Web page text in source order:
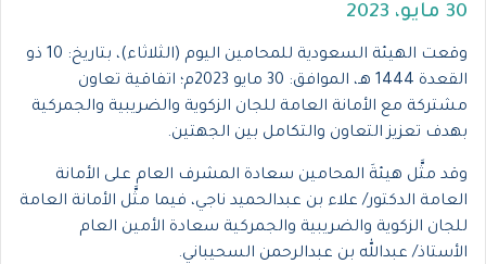
30 مايو، 2023
وقعت الهيئة السعودية للمحامين اليوم (الثلاثاء)، بتاريخ: 10 ذو
القعدة 1444 هـ، الموافق: 30 مايو 2023م؛ اتفاقية تعاون
مشتركة مع الأمانة العامة للجان الزكوية والضريبية والجمركية
بهدف تعزيز التعاون والتكامل بين الجهتين.
وقد مثَّل هيئةَ المحامين سعادة المشرف العام على الأمانة
العامة الدكتور/ علاء بن عبدالحميد ناجي، فيما مثَّل الأمانة العامة
للجان الزكوية والضريبية والجمركية سعادة الأمين العام
الأستاذ/ عبدالله بن عبدالرحمن السحيباني.